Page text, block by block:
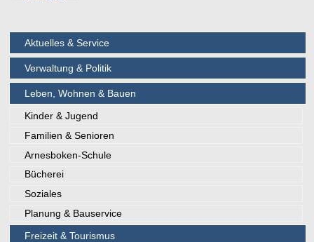
Aktuelles & Service
Verwaltung & Politik
Leben, Wohnen & Bauen
Kinder & Jugend
Familien & Senioren
Arnesboken-Schule
Bücherei
Soziales
Planung & Bauservice
Freizeit & Tourismus